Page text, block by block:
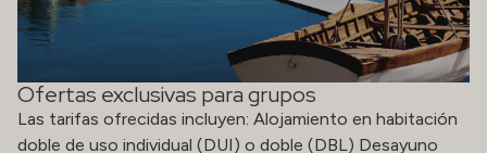
Ofertas exclusivas para grupos
Las tarifas ofrecidas incluyen: Alojamiento en habitación
doble de uso individual (DUI) o doble (DBL) Desayuno